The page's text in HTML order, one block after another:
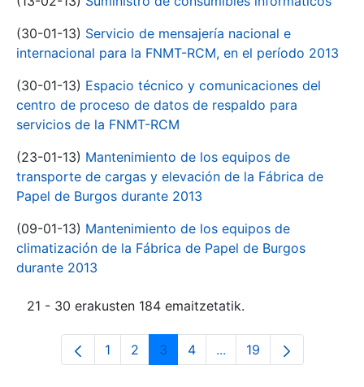
(30-01-13) Servicio de mensajería nacional e
internacional para la FNMT-RCM, en el período 2013
(30-01-13) Espacio técnico y comunicaciones del
centro de proceso de datos de respaldo para
servicios de la FNMT-RCM
(23-01-13) Mantenimiento de los equipos de
transporte de cargas y elevación de la Fábrica de
Papel de Burgos durante 2013
(09-01-13) Mantenimiento de los equipos de
climatización de la Fábrica de Papel de Burgos
durante 2013
21 - 30 erakusten 184 emaitzetatik.
Orrialdea
1 Orrialdea
2 Orrialdea
3 Orrialdea
4 ...Intermediate Pages
Orrialdea
19